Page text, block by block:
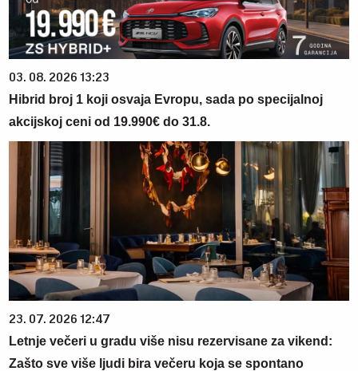
03. 08. 2026 13:23
Hibrid broj 1 koji osvaja Evropu, sada po specijalnoj
akcijskoj ceni od 19.990€ do 31.8.
23. 07. 2026 12:47
Letnje večeri u gradu više nisu rezervisane za vikend:
Zašto sve više ljudi bira večeru koja se spontano